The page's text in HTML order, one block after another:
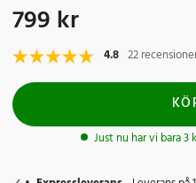
Pris:799 kr
799 kr
4.8 22
Just nu har vi bara 3